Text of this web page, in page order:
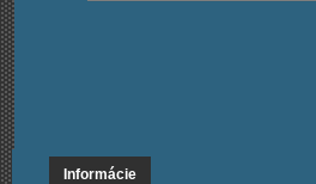
Informácie